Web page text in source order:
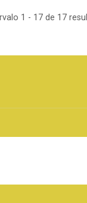
1 - 17 de 17